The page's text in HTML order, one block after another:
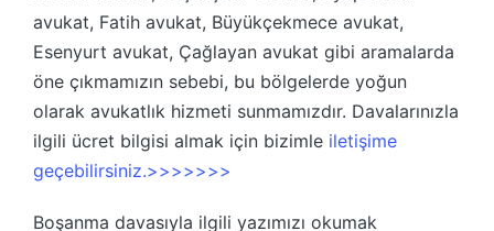
avukat, Fatih avukat, Büyükçekmece avukat,
Esenyurt avukat, Çağlayan avukat gibi aramalarda
öne çıkmamızın sebebi, bu bölgelerde yoğun
olarak avukatlık hizmeti sunmamızdır. Davalarınızla
ilgili ücret bilgisi almak için bizimle iletişime
geçebilirsiniz.>>>>>>>
Boşanma davasıyla ilgili yazımızı okumak